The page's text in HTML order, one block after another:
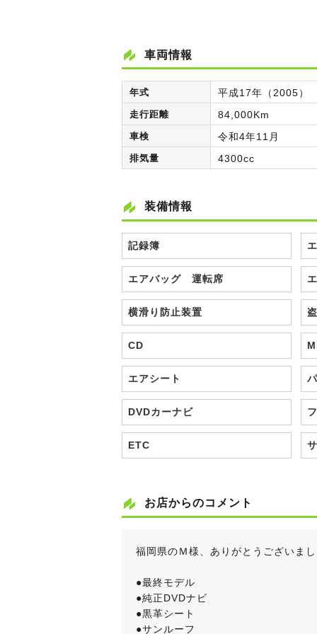
車両情報
年式 平成17年（2005）
走行距離 84,000Km
車検 令和4年11月
排気量 4300cc
装備情報
記録簿
エアバッグ 運転席
横滑り防止装置
CD
エアシート
DVDカーナビ
ETC
お店からのコメント
福岡県のＭ様、ありがとうございま
●最終モデル
●純正DVDナビ
●黒革シート
●サンルーフ